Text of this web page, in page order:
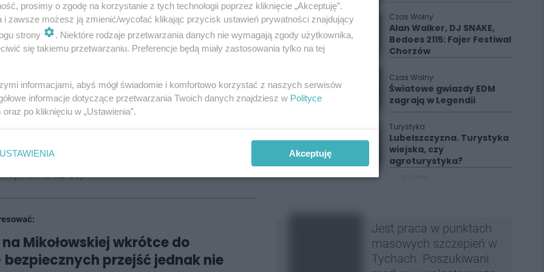
3 dla osób niepełnosprawnych. Nawierzchnia
umożliwiającej łatwe odprowadzenie wód
rozpocznie się też remont chodnika po
przez mieszkańców w budżecie
partycypacyjnych w tegorocznej edycji
62-65).
Mikołowskiej wkrótce do
przejść jednak nie
Czas Wolny
Alan Walker, DJ SNAKE,
Bedoes 2115: Fajer Festiwal
Chorzów
Czas Wolny
Światowe gwiazdy EDM
zagrają w Legendii
Turystyka
Lubelszczyzna. Turystyka
wiejska, czy
agroturystyka?
Jest praca w punktach
masowych szczepień w
Tychach. Poszukiwani
prosimy o zgodę na korzystanie z tych technologii poprzez kliknięcie „Akceptuję”.
i zawsze możesz ją zmienić/wycofać klikając przycisk ustawień prywatności znajdujący
strony
. Niektóre rodzaje przetwarzania danych nie wymagają zgody użytkownika,
się takiemu przetwarzaniu. Preferencje będą miały zastosowania tylko na tej
informacjami, abyś mógł świadomie i komfortowo korzystać z naszych serwisów
informacje dotyczące przetwarzania Twoich danych znajdziesz w Polityce
oraz po kliknięciu w „Ustawienia”.
USTAWIENIA Akceptuję